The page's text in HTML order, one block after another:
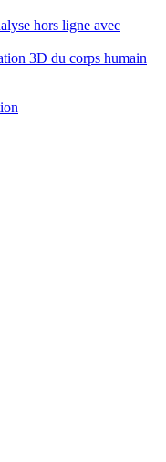
hors ligne avec
3D du corps humain